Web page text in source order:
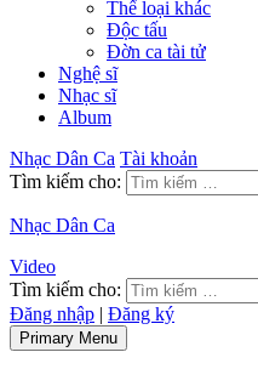
Thể loại khác
Độc tấu
Đờn ca tài tử
Nghệ sĩ
Nhạc sĩ
Album
Nhạc Dân Ca Tài khoản
Tìm kiếm cho:
Nhạc Dân Ca
Video
Tìm kiếm cho:
Đăng nhập | Đăng ký
Primary Menu